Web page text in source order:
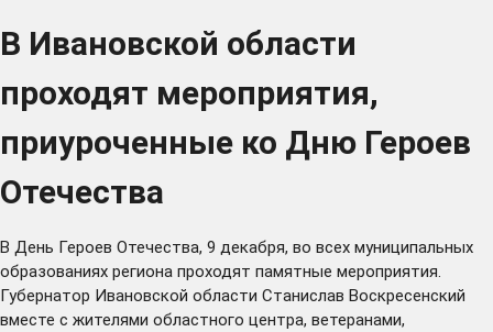
В Ивановской области
проходят мероприятия,
приуроченные ко Дню Героев
Отечества
В День Героев Отечества, 9 декабря, во всех муниципальных
образованиях региона проходят памятные мероприятия.
Губернатор Ивановской области Станислав Воскресенский
вместе с жителями областного центра, ветеранами,